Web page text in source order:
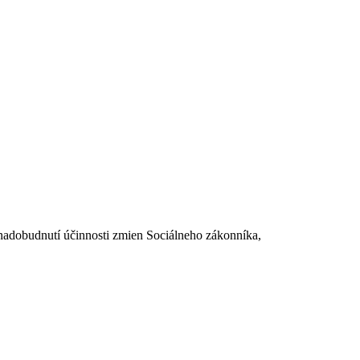
účinnosti zmien Sociálneho zákonníka,